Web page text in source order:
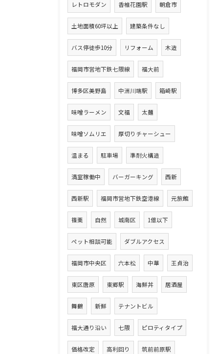
レトロモダン 香椎花園駅 朝倉市
土地面積60坪以上 建築条件なし
バス停徒歩10分 リフォーム 木造
福岡市営地下鉄七隈線 福大前
博多区美野島 中洲川端駅 箱崎駅
味噌ラーメン 文福 太麺
味噌ソムリエ 厚切りチャーシュー
温まる 駐車場 準耐火構造
満室稼働中 バーガーキング 西新
西新駅 福岡市営地下鉄空港線 元旅館
篠栗 自然 城南区 1億以下
ペット相談可能 ダブルアクセス
福岡市中央区 六本松 中華 王貞治
東区唐原 東郷駅 海鮮丼 居酒屋
舞鶴 新鮮 テナントビル
福大通り沿い 七隈 ピロティタイプ
価格改定 高利回り 筑前前原駅